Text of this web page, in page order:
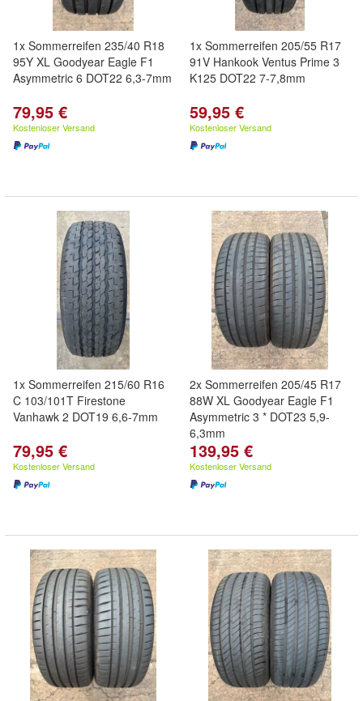
1x Sommerreifen 235/40 R18
95Y XL Goodyear Eagle F1
Asymmetric 6 DOT22 6,3-7mm
79,95 €
Kostenloser Versand
1x Sommerreifen 205/55 R17
91V Hankook Ventus Prime 3
K125 DOT22 7-7,8mm
59,95 €
Kostenloser Versand
1x Sommerreifen 215/60 R16
C 103/101T Firestone
Vanhawk 2 DOT19 6,6-7mm
79,95 €
Kostenloser Versand
2x Sommerreifen 205/45 R17
88W XL Goodyear Eagle F1
Asymmetric 3 * DOT23 5,9-
6,3mm
139,95 €
Kostenloser Versand